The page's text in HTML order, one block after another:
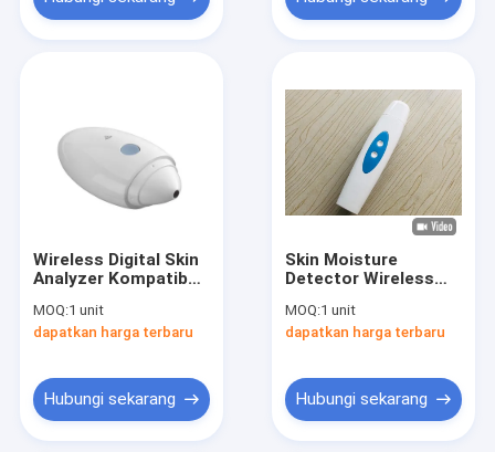
Wireless Digital Skin
Analyzer Kompatibel
Dengan HD Lens
1080P
MOQ:1 unit
dapatkan harga terbaru
Hubungi sekarang
Skin Moisture
Detector Wireless
Untuk Mengamati
Permukaan Kulit
MOQ:1 unit
dapatkan harga terbaru
Hubungi sekarang